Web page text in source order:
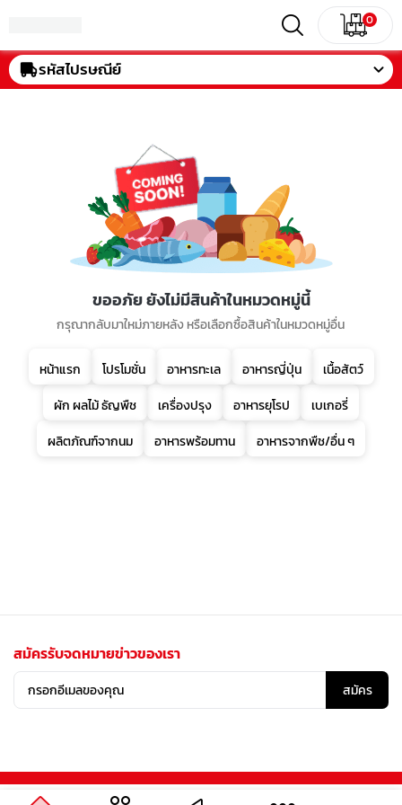
0
รหัสไปรษณีย์
ขออภัย ยังไม่มีสินค้าในหมวดหมู่นี้
กรุณากลับมาใหม่ภายหลัง หรือเลือกซื้อสินค้าในหมวดหมู่อื่น
หน้าแรก โปรโมชั่น อาหารทะเล อาหารญี่ปุ่น
เนื้อสัตว์
ผัก ผลไม้ ธัญพืช
เครื่องปรุง อาหารยุโรป
เบเกอรี่
ผลิตภัณฑ์จากนม
อาหารพร้อมทาน อาหารจากพืช/อื่น ๆ
สมัครรับจดหมายข่าวของเรา
สมัคร